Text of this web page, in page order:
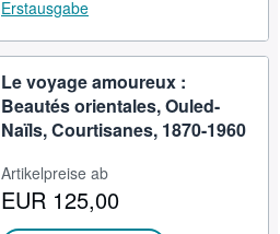
Erstausgabe
Le voyage amoureux :
Beautés orientales, Ouled-
Naïls, Courtisanes, 1870-1960
Artikelpreise ab
EUR 125,00